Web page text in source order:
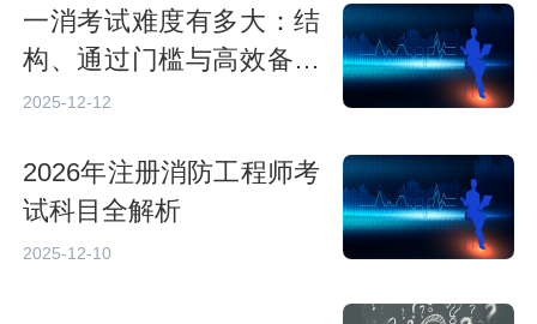
一消考试难度有多大：结
构、通过门槛与高效备考
策略
2025-12-12
2026年注册消防工程师考
试科目全解析
2025-12-10